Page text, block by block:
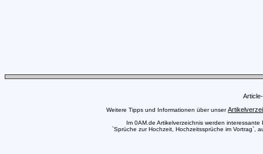
Weitere Tipps und Informationen über unser
Im 0AM.de Artikelverzeichnis werden
`Sprüche zur Hochzeit, Hochzeitssprüche im Vortrag`,